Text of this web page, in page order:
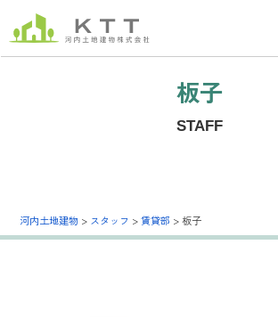
板子
STAFF
河内土地建物 > スタッフ >賃貸部 >板子